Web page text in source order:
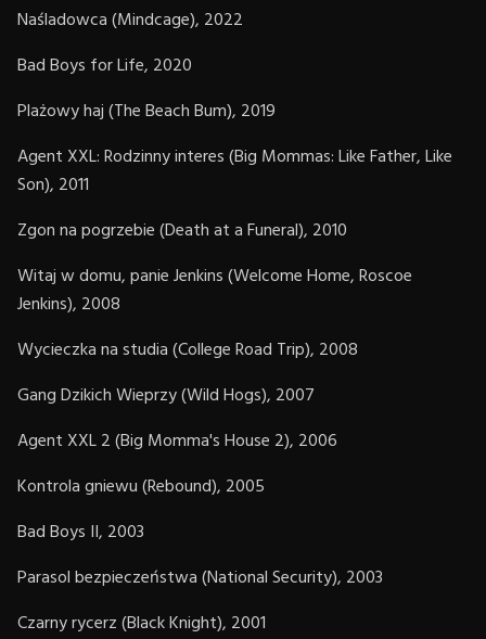
Naśladowca (Mindcage), 2022
Bad Boys for Life, 2020
Plażowy haj (The Beach Bum), 2019
Agent XXL: Rodzinny interes (Big Mommas: Like Father, Like
Son), 2011
Zgon na pogrzebie (Death at a Funeral), 2010
Witaj w domu, panie Jenkins (Welcome Home, Roscoe
Jenkins), 2008
Wycieczka na studia (College Road Trip), 2008
Gang Dzikich Wieprzy (Wild Hogs), 2007
Agent XXL 2 (Big Momma's House 2), 2006
Kontrola gniewu (Rebound), 2005
Bad Boys II, 2003
Parasol bezpieczeństwa (National Security), 2003
Czarny rycerz (Black Knight), 2001